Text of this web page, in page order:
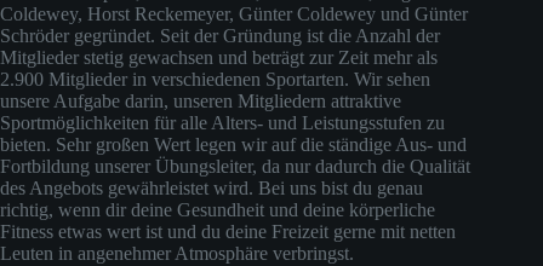
Coldewey, Horst Reckemeyer, Günter Coldewey und Günter
Schröder gegründet. Seit der Gründung ist die Anzahl der
Mitglieder stetig gewachsen und beträgt zur Zeit mehr als
2.900 Mitglieder in verschiedenen Sportarten. Wir sehen
unsere Aufgabe darin, unseren Mitgliedern attraktive
Sportmöglichkeiten für alle Alters- und Leistungsstufen zu
bieten. Sehr großen Wert legen wir auf die ständige Aus- und
Fortbildung unserer Übungsleiter, da nur dadurch die Qualität
des Angebots gewährleistet wird. Bei uns bist du genau
richtig, wenn dir deine Gesundheit und deine körperliche
Fitness etwas wert ist und du deine Freizeit gerne mit netten
Leuten in angenehmer Atmosphäre verbringst.